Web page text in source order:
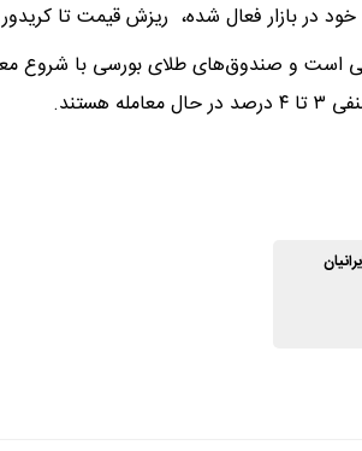
فعال شده، ریزش قیمت تا کریدور ۸۰ را دور از انتظار نیست.